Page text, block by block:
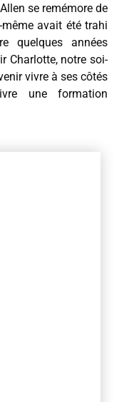
se remémore de
avait été trahi
quelques années
Charlotte, notre soi-
vivre à ses côtés
une formation